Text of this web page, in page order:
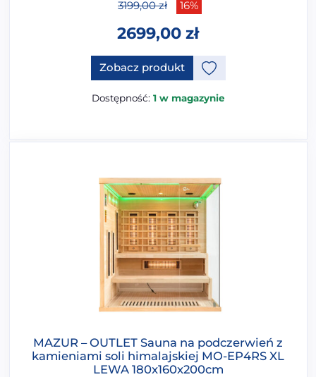
3199,00zł 16%
2699,00 zł
Zobacz produkt
Dostępność: 1 w magazynie
MAZUR – OUTLET Sauna na podczerwień z
kamieniami soli himalajskiej MO-EP4RS XL
LEWA 180x160x200cm